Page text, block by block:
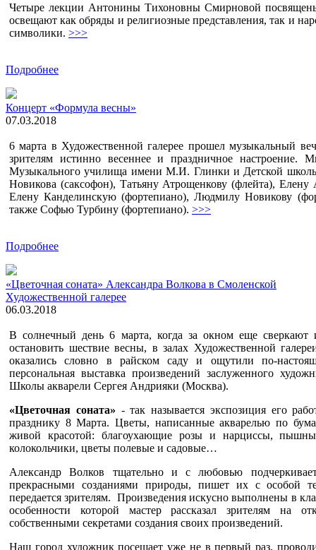
Четыре лекции Антонины Тихоновны Смирновой
освещают как обряды и религиозные представления, так и
символики. >>>
Подробнее
Концерт «Формула весны»
07.03.2018
6 марта в Художественной галерее прошел музыкальный
зрителям истинно весеннее и праздничное настроение.
Музыкального училища имени М.И. Глинки и Детской
Новикова (саксофон), Татьяну Атрощенкову (флейта), Елену
Елену Канделинскую (фортепиано), Людмилу Новикову
также Софью Турбину (фортепиано). >>>
Подробнее
«Цветочная соната» Александра Волкова в Смоленской
Художественной галерее
06.03.2018
В солнечный день 6 марта, когда за окном еще
остановить шествие весны, в залах Художественной
оказались словно в райском саду и ощутили по-
персональная выставка произведений заслуженного
Школы акварели Сергея Андрияки (Москва).
«Цветочная соната» - так называется экспозиция его
празднику 8 Марта. Цветы, написанные акварелью по
живой красотой: благоухающие розы и нарциссы,
колокольчики, цветы полевые и садовые…
Александр Волков тщательно и с любовью
прекрасными созданиями природы, пишет их с особой
передается зрителям. Произведения искусно выполнены в
особенности которой мастер рассказал зрителям на
собственными секретами создания своих произведений.
Наш город художник посещает уже не в первый раз,